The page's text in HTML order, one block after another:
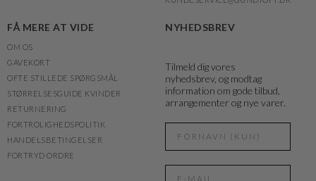
FÅ MERE AT VIDE
OM OS
GAVEKORT
OFTE STILLEDE SPØRGSMÅL
STØRRELSESGUIDE KVINDER
RETURNERING
FORTROLIGHEDSPOLITIK
HANDELSBETINGELSER
FORTRYD ORDRE
NYHEDSBREV
Tilmeld dig vores
nyhedsbrev, og modtag
information om gode tilbud,
arrangementer og nye varer.